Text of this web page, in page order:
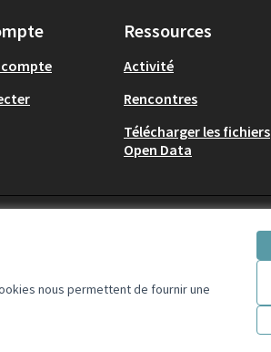
nous permettent de fournir une
compte
Ressources
Activité
Rencontres
Télécharger les fichiers
Open Data